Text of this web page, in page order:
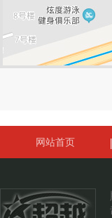
网站首页